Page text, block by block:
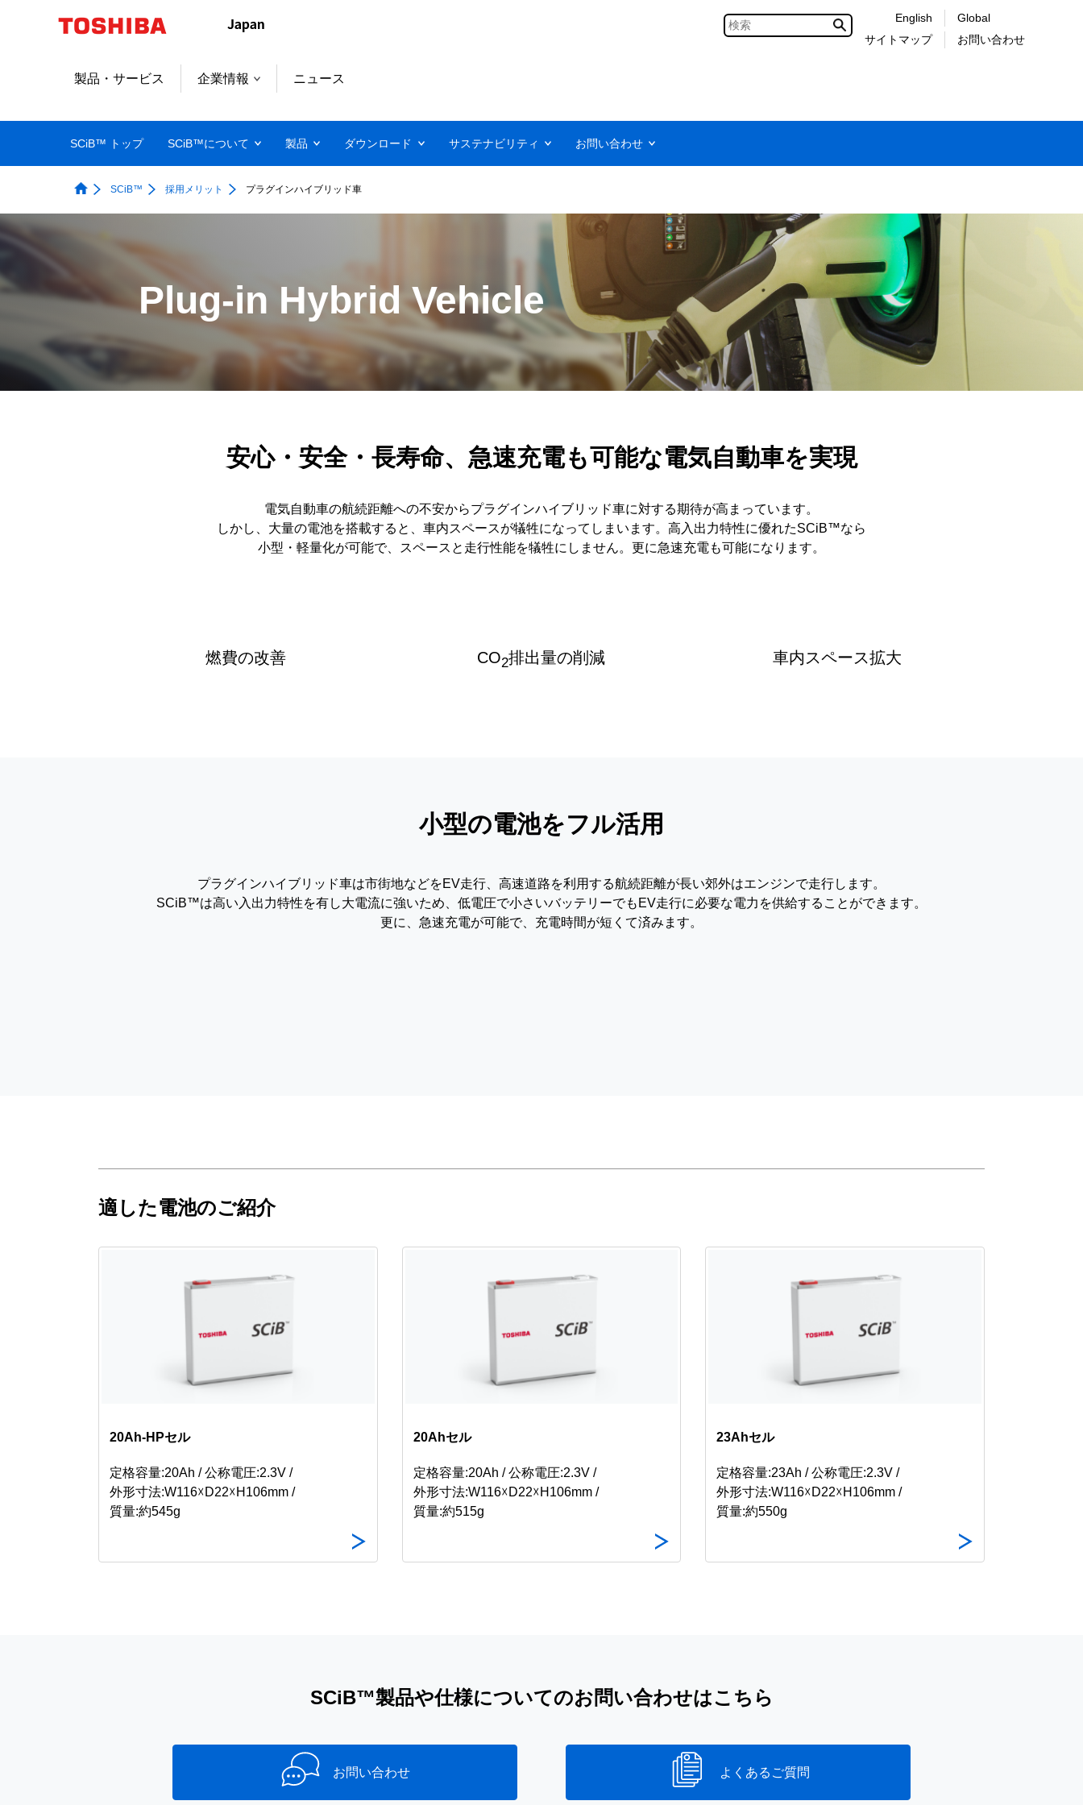
English
サイトマップ
Global
お問い合わせ
製品・サービス 企業情報 ニュース
SCiB™ トップ SCiB™について 製品 ダウンロード サステナビリティ お問い合わせ
SCiB™ 採用メリット プラグインハイブリッド車
Plug-in Hybrid Vehicle
安心・安全・長寿命、急速充電も可能な電気自動車を実現
電気自動車の航続距離への不安からプラグインハイブリッド車に対する期待が高まっています。
しかし、大量の電池を搭載すると、車内スペースが犠牲になってしまいます。高入出力特性に優れたSCiB™なら
小型・軽量化が可能で、スペースと走行性能を犠牲にしません。更に急速充電も可能になります。
燃費の改善 CO2排出量の削減 車内スペース拡大
小型の電池をフル活用
プラグインハイブリッド車は市街地などをEV走行、高速道路を利用する航続距離が長い郊外はエンジンで走行します。
SCiB™は高い入出力特性を有し大電流に強いため、低電圧で小さいバッテリーでもEV走行に必要な電力を供給することができます。
更に、急速充電が可能で、充電時間が短くて済みます。
適した電池のご紹介
20Ah-HPセル
定格容量:20Ah / 公称電圧:2.3V /
外形寸法:W116☓D22☓H106mm /
質量:約545g
20Ahセル
定格容量:20Ah / 公称電圧:2.3V /
外形寸法:W116☓D22☓H106mm /
質量:約515g
23Ahセル
定格容量:23Ah / 公称電圧:2.3V /
外形寸法:W116☓D22☓H106mm /
質量:約550g
SCiB™製品や仕様についてのお問い合わせはこちら
お問い合わせ よくあるご質問